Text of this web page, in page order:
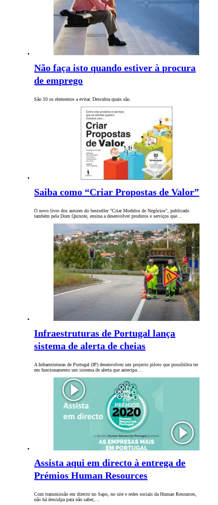
Não faça isto quando estiver à procura
de emprego
São 10 os elementos a evitar. Descubra quais são.
Saiba como “Criar Propostas de Valor”
O novo livro dos autores do bestseller "Criar Modelos de Negócios", publicado
também pela Dom Quixote, ensina a desenvolver produtos e serviços que…
Infraestruturas de Portugal lança
sistema de alerta de cheias
A Infraestruturas de Portugal (IP) desenvolveu um projecto piloto que possibilita ter
em funcionamento um sistema de alerta que antecipa…
Assista aqui em directo à entrega de
Prémios Human Resources
Com transmissão em directo no Sapo, no site e redes sociais da Human Resources,
não há desculpa para não saber,…